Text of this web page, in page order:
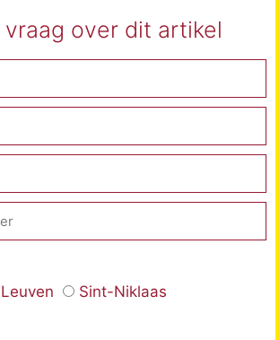
vraag over dit artikel
Leuven
Sint-Niklaas